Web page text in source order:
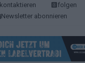
kontaktieren folgen
Newsletter abonnieren